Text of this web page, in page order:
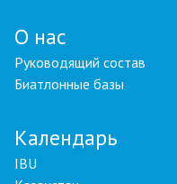
О нас
Руководящий состав
Биатлонные базы
Календарь
IBU